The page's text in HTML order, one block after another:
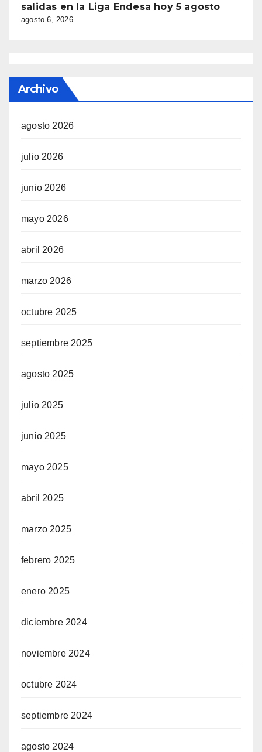
salidas en la Liga Endesa hoy 5 agosto
agosto 6, 2026
Archivo
agosto 2026
julio 2026
junio 2026
mayo 2026
abril 2026
marzo 2026
octubre 2025
septiembre 2025
agosto 2025
julio 2025
junio 2025
mayo 2025
abril 2025
marzo 2025
febrero 2025
enero 2025
diciembre 2024
noviembre 2024
octubre 2024
septiembre 2024
agosto 2024